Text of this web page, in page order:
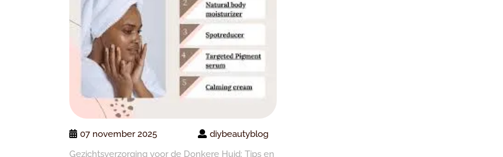
07 november 2025
diybeautyblog
Gezichtsverzorging voor de Donkere Huid: Tips en